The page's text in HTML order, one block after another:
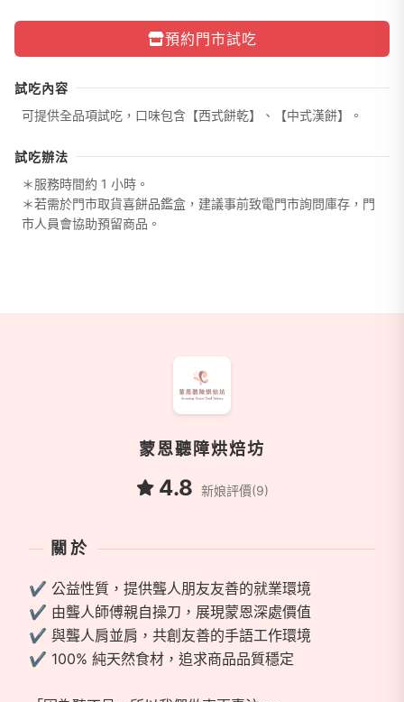
預約門市試吃
試吃內容
可提供全品項試吃，口味包含【西式餅乾】、【中式漢餅】。
試吃辦法
＊服務時間約 1 小時。
＊若需於門市取貨喜餅品鑑盒，建議事前致電門市詢問庫存，門
市人員會協助預留商品。
蒙恩聽障烘焙坊
4.8 新娘評價(9)
關於
✔️ 公益性質，提供聾人朋友友善的就業環境
✔️ 由聾人師傅親自操刀，展現蒙恩深處價值
✔️ 與聾人肩並肩，共創友善的手語工作環境
✔️ 100% 純天然食材，追求商品品質穩定